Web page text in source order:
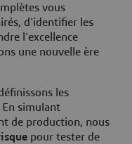
vous
d'identifier les
l'excellence
une nouvelle ère
les
simulant
de production, nous
pour tester de